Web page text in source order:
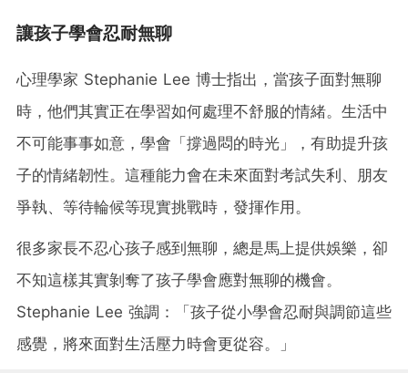
讓孩子學會忍耐無聊
心理學家 Stephanie Lee 博士指出，當孩子面對無聊
時，他們其實正在學習如何處理不舒服的情緒。生活中
不可能事事如意，學會「撐過悶的時光」，有助提升孩
子的情緒韌性。這種能力會在未來面對考試失利、朋友
爭執、等待輪候等現實挑戰時，發揮作用。
很多家長不忍心孩子感到無聊，總是馬上提供娛樂，卻
不知這樣其實剝奪了孩子學會應對無聊的機會。
Stephanie Lee 強調：「孩子從小學會忍耐與調節這些
感覺，將來面對生活壓力時會更從容。」